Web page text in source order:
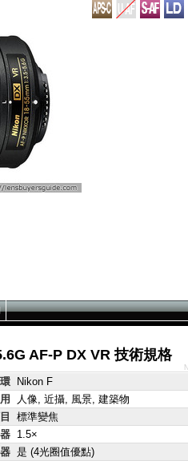
AF-P DX VR 技術規格
Nikon F
人像, 近攝, 風景, 建築物
標準變焦
1.5×
是 (4光圈值優點)